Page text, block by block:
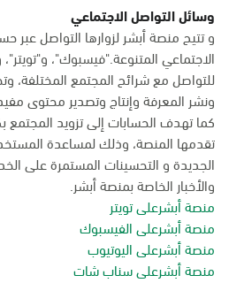
وسائل التواصل الاجتماعي
و تتيح منصة أبشر لزوارها التواصل عبر
الاجتماعي المتنوعة."فيسبوك"،
للتواصل مع شرائح المجتمع المختلفة،
ونشر المعرفة وإنتاج وتصدير محتوى
كما تهدف الحسابات إلى تزويد المجتمع
تقدمها المنصة، وذلك لمساعدة
الجديدة و التحسينات المستمرة على
والأخبار الخاصة بمنصة أبشر.
منصة أبشرعلى تويتر
منصة أبشرعلى الفيسبوك
منصة أبشرعلى اليوتيوب
منصة أبشرعلى سناب شات